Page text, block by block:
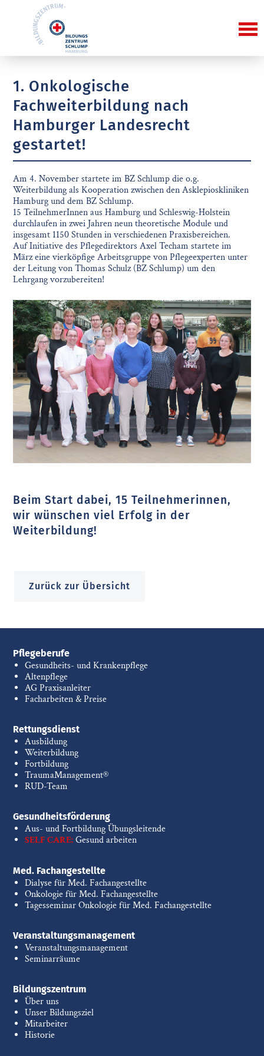
1. Onkologische
Fachweiterbildung nach
Hamburger Landesrecht
gestartet!
Am 4. November startete im BZ Schlump die o.g.
Weiterbildung als Kooperation zwischen den Asklepioskliniken
Hamburg und dem BZ Schlump.
15 TeilnehmerInnen aus Hamburg und Schleswig-Holstein
durchlaufen in zwei Jahren neun theoretische Module und
insgesamt 1150 Stunden in verschiedenen Praxisbereichen.
Auf Initiative des Pflegedirektors Axel Techam startete im
März eine vierköpfige Arbeitsgruppe von Pflegeexperten unter
der Leitung von Thomas Schulz (BZ Schlump) um den
Lehrgang vorzubereiten!
Beim Start dabei, 15 Teilnehmerinnen,
wir wünschen viel Erfolg in der
Weiterbildung!
Zurück zur Übersicht
Pflegeberufe
Gesundheits- und Krankenpflege
Altenpflege
AG Praxisanleiter
Facharbeiten & Preise
Rettungsdienst
Ausbildung
Weiterbildung
Fortbildung
TraumaManagement®
RUD-Team
Gesundheitsförderung
Aus- und Fortbildung Übungsleitende
SELF CARE:Gesund arbeiten
Med. Fachangestellte
Dialyse für Med. Fachangestellte
Onkologie für Med. Fachangestellte
Tagesseminar Onkologie für Med. Fachangestellte
Veranstaltungsmanagement
Veranstaltungsmanagement
Seminarräume
Bildungszentrum
Über uns
Unser Bildungsziel
Mitarbeiter
Historie